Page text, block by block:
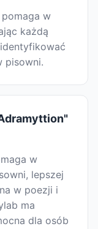
w
każdą
pisowni.
w
lepszej
w poezji i
ma
dla osób